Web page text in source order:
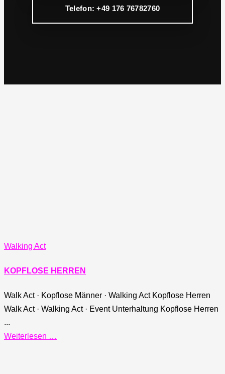
Telefon: +49 176 76782760
Walking Act
KOPFLOSE HERREN
Walk Act · Kopflose Männer · Walking Act Kopflose Herren
Walk Act · Walking Act · Event Unterhaltung Kopflose Herren
...
Weiterlesen …